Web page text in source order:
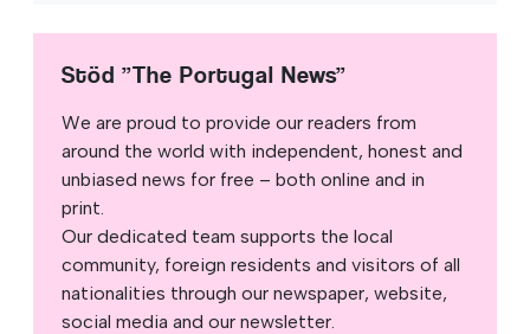
Stöd ”The Portugal News”
We are proud to provide our readers from
around the world with independent, honest and
unbiased news for free – both online and in
print.
Our dedicated team supports the local
community, foreign residents and visitors of all
nationalities through our newspaper, website,
social media and our newsletter.